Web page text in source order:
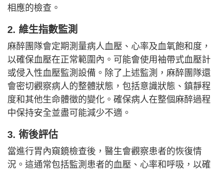
相應的檢查。
2. 維生指數監測
麻醉團隊會定期測量病人血壓、心率及血氧飽和度，
以確保血壓在正常範圍內。可能會使用袖帶式血壓計
或侵入性血壓監測設備。除了上述監測，麻醉團隊還
會密切觀察病人的整體狀態，包括意識狀態、鎮靜程
度和其他生命體徵的變化。確保病人在整個麻醉過程
中保持安全並盡可能減少不適。
3. 術後評估
當進行胃內窺鏡檢查後，醫生會觀察患者的恢復情
況。這通常包括監測患者的血壓、心率和呼吸，以確